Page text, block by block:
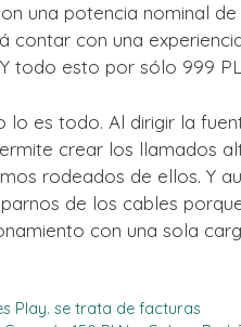
una potencia nominal
contar con una
todo esto por sólo 999
es todo. Al dirigir la
crear los llamados
rodeados de ellos. Y
de los cables
con una sola
Play. se trata de facturas